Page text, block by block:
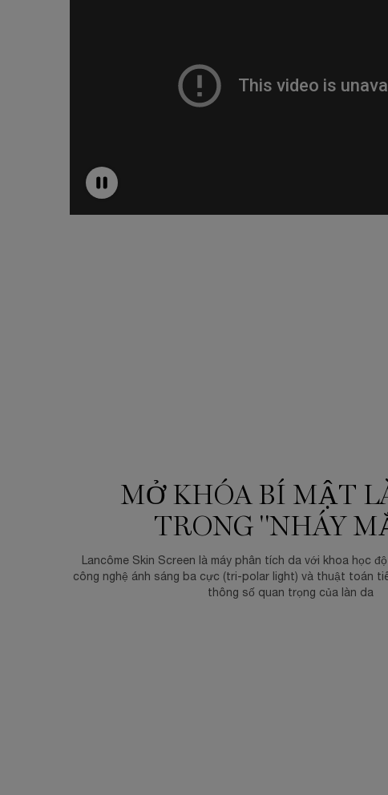
MỞ KHÓA BÍ MẬT
TRONG "NHÁY
Lancôme Skin Screen là máy phân tích da với khoa học
công nghệ ánh sáng ba cực (tri-polar light) và thuật toán
thông số quan trọng của làn da